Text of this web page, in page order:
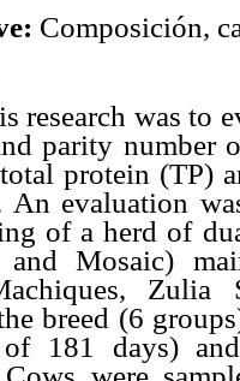
Composición,
research was to
parity
protein (TP)
An evaluation
of a herd of
and Mosaic)
Zulia
breed (6
181 days)